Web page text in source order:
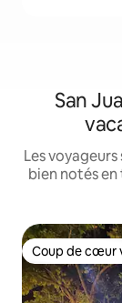
San
Les
bien notés
Coup de cœur
Coup de cœur